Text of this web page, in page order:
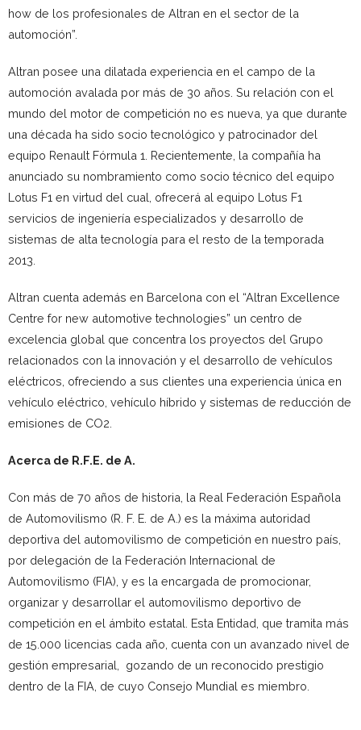
how de los profesionales de Altran en el sector de la
automoción”.
Altran posee una dilatada experiencia en el campo de la
automoción avalada por más de 30 años. Su relación con el
mundo del motor de competición no es nueva, ya que durante
una década ha sido socio tecnológico y patrocinador del
equipo Renault Fórmula 1. Recientemente, la compañía ha
anunciado su nombramiento como socio técnico del equipo
Lotus F1 en virtud del cual, ofrecerá al equipo Lotus F1
servicios de ingeniería especializados y desarrollo de
sistemas de alta tecnología para el resto de la temporada
2013.
Altran cuenta además en Barcelona con el “Altran Excellence
Centre for new automotive technologies” un centro de
excelencia global que concentra los proyectos del Grupo
relacionados con la innovación y el desarrollo de vehículos
eléctricos, ofreciendo a sus clientes una experiencia única en
vehículo eléctrico, vehículo híbrido y sistemas de reducción de
emisiones de CO2.
Acerca de R.F.E. de A.
Con más de 70 años de historia, la Real Federación Española
de Automovilismo (R. F. E. de A.) es la máxima autoridad
deportiva del automovilismo de competición en nuestro país,
por delegación de la Federación Internacional de
Automovilismo (FIA), y es la encargada de promocionar,
organizar y desarrollar el automovilismo deportivo de
competición en el ámbito estatal. Esta Entidad, que tramita más
de 15.000 licencias cada año, cuenta con un avanzado nivel de
gestión empresarial, gozando de un reconocido prestigio
dentro de la FIA, de cuyo Consejo Mundial es miembro.